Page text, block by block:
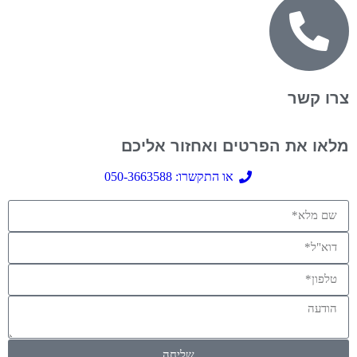
צרו קשר
מלאו את הפרטים ואחזור אליכם
או התקשרו: 050-3663588